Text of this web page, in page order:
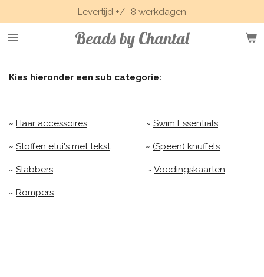
direct
naar
Beads by Chantal
Levertijd +/- 8 werkdagen
Kies hieronder een sub categorie:
~ Haar accessoires ~ Swim Essentials
~ Stoffen etui's met tekst~ (Speen) knuffels
~ Slabbers ~ Voedingskaarten
~ Rompers